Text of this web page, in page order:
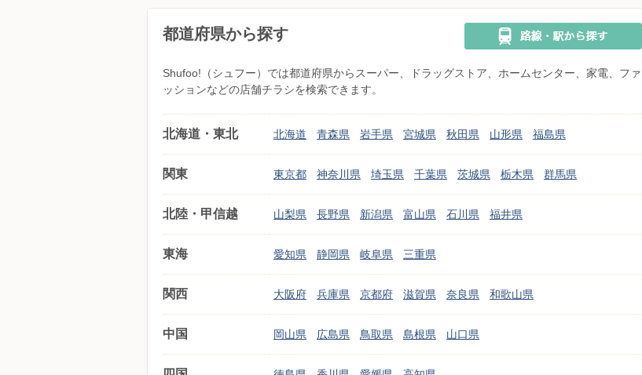
都道府県から探す
Shufoo!（シュフー）では都道府県からスーパー、ドラッグストア、ホームセンター、家電、ファ
ッションなどの店舗チラシを検索できます。
北海道・東北 北海道 青森県 岩手県 宮城県 秋田県 山形県 福島県
関東 東京都 神奈川県 埼玉県 千葉県 茨城県 栃木県 群馬県
北陸・甲信越 山梨県 長野県 新潟県 富山県 石川県 福井県
東海 愛知県 静岡県 岐阜県 三重県
関西 大阪府 兵庫県 京都府 滋賀県 奈良県 和歌山県
中国 岡山県 広島県 鳥取県 島根県 山口県